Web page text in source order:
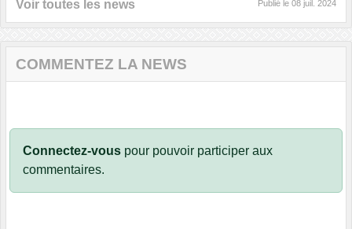
Voir toutes les news Publié le 08 juil. 2024
COMMENTEZ LA NEWS
Connectez-vous pour pouvoir participer aux
commentaires.